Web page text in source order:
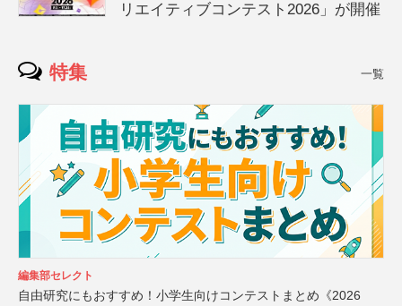
リエイティブコンテスト2026」が開催
特集 一覧
編集部セレクト
自由研究にもおすすめ！小学生向けコンテストまとめ《2026